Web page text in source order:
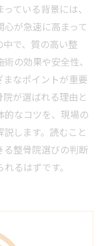
ている背景には、
が急速に高まって
で、質の高い整
の効果や安全性、
なポイントが重要
が選ばれる理由と
的なコツを、現場の
します。読むこと
る整骨院選びの判断
るはずです。